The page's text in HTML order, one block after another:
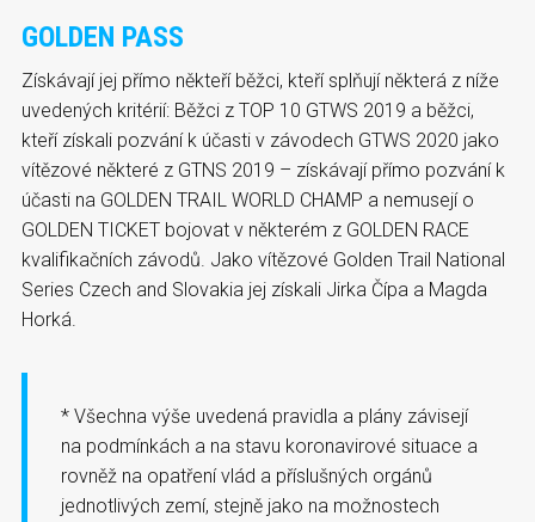
GOLDEN PASS
Získávají jej přímo někteří běžci, kteří splňují některá z níže
uvedených kritérií: Běžci z TOP 10 GTWS 2019 a běžci,
kteří získali pozvání k účasti v závodech GTWS 2020 jako
vítězové některé z GTNS 2019 – získávají přímo pozvání k
účasti na GOLDEN TRAIL WORLD CHAMP a nemusejí o
GOLDEN TICKET bojovat v některém z GOLDEN RACE
kvalifikačních závodů. Jako vítězové Golden Trail National
Series Czech and Slovakia jej získali Jirka Čípa a Magda
Horká.
* Všechna výše uvedená pravidla a plány závisejí
na podmínkách a na stavu koronavirové situace a
rovněž na opatření vlád a příslušných orgánů
jednotlivých zemí, stejně jako na možnostech